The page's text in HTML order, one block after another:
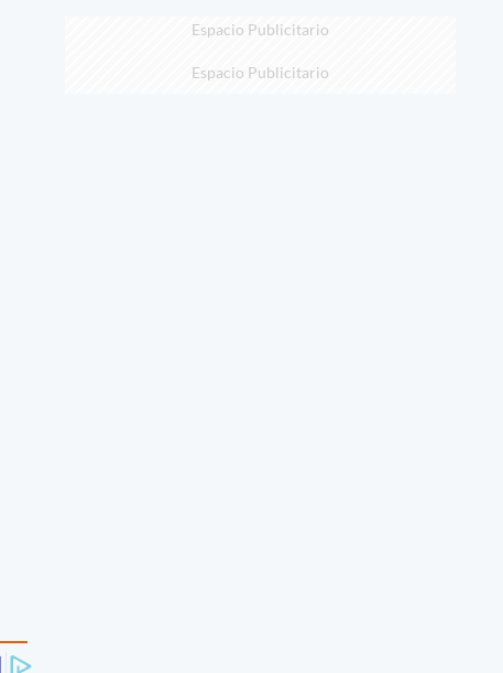
Espacio Publicitario
Espacio Publicitario